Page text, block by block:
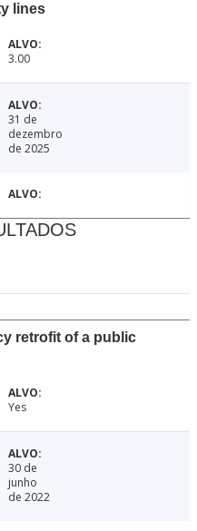
lines
3.00
31 de
dezembro
de 2025
retrofit of a public
Yes
30 de
junho
de 2022